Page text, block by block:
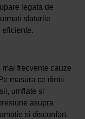
legata de
sfaturile
eficiente.
frecvente cauze
masura ce dintii
umflate si
asupra
si disconfort.